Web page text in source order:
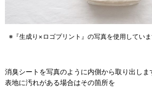
※『生成り×ロゴプリント』の写真を使用していま
消臭シートを写真のように内側から取り出しま
表地に汚れがある場合はその箇所を